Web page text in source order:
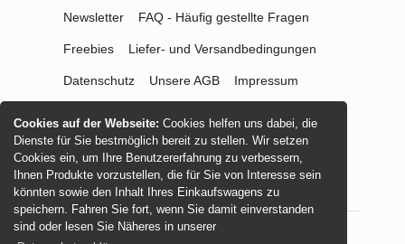
Cookies auf der Webseite:Cookies helfen uns dabei, die
Dienste für Sie bestmöglich bereit zu stellen. Wir setzen
Cookies ein, um Ihre Benutzererfahrung zu verbessern,
Ihnen Produkte vorzustellen, die für Sie von Interesse sein
könnten sowie den Inhalt Ihres Einkaufswagens zu
speichern. Fahren Sie fort, wenn Sie damit einverstanden
sind oder lesen Sie Näheres in unserer
Newsletter FAQ - Häufig gestellte Fragen
Freebies Liefer- und Versandbedingungen
Datenschutz Unsere AGB Impressum
Vertrag widerrufen